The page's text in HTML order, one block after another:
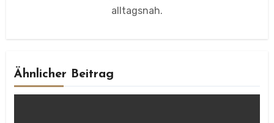
alltagsnah.
Ähnlicher Beitrag